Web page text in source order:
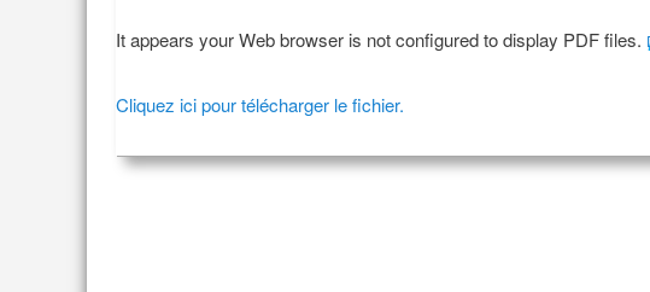
It appears your Web browser is not configured to display PDF files.
Cliquez ici pour télécharger le fichier.